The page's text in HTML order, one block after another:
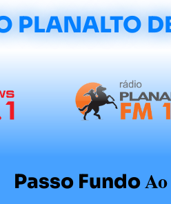
PLANALTO
Passo Fundo